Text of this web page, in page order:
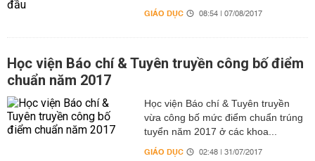
GIÁO DỤC 08:54 | 07/08/2017
Học viện Báo chí & Tuyên truyền công bố điểm
chuẩn năm 2017
Học viện Báo chí & Tuyên truyền
vừa công bố mức điểm chuẩn trúng
tuyển năm 2017 ở các khoa...
GIÁO DỤC 02:48 | 31/07/2017